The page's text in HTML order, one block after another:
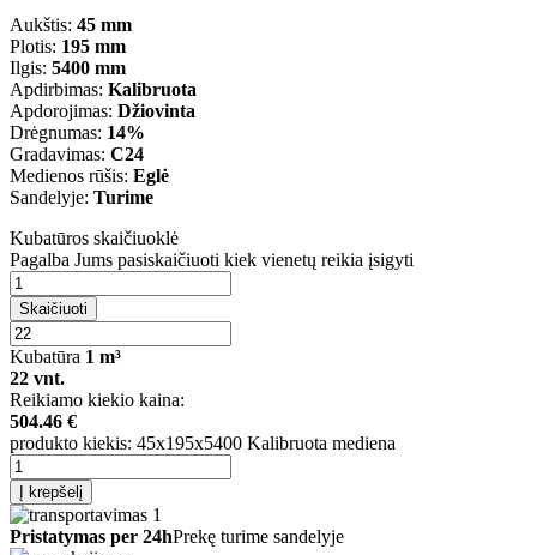
Aukštis: 45 mm
Plotis: 195 mm
Ilgis: 5400 mm
Apdirbimas: Kalibruota
Apdorojimas: Džiovinta
Drėgnumas: 14%
Gradavimas: C24
Medienos rūšis: Eglė
Sandelyje: Turime
Kubatūros skaičiuoklė
Pagalba Jums pasiskaičiuoti kiek vienetų reikia įsigyti
Skaičiuoti
Kubatūra 1 m³
22 vnt.
Reikiamo kiekio kaina:
504.46 €
produkto kiekis: 45x195x5400 Kalibruota mediena
Į krepšelį
Pristatymas per 24hPrekę turime sandelyje